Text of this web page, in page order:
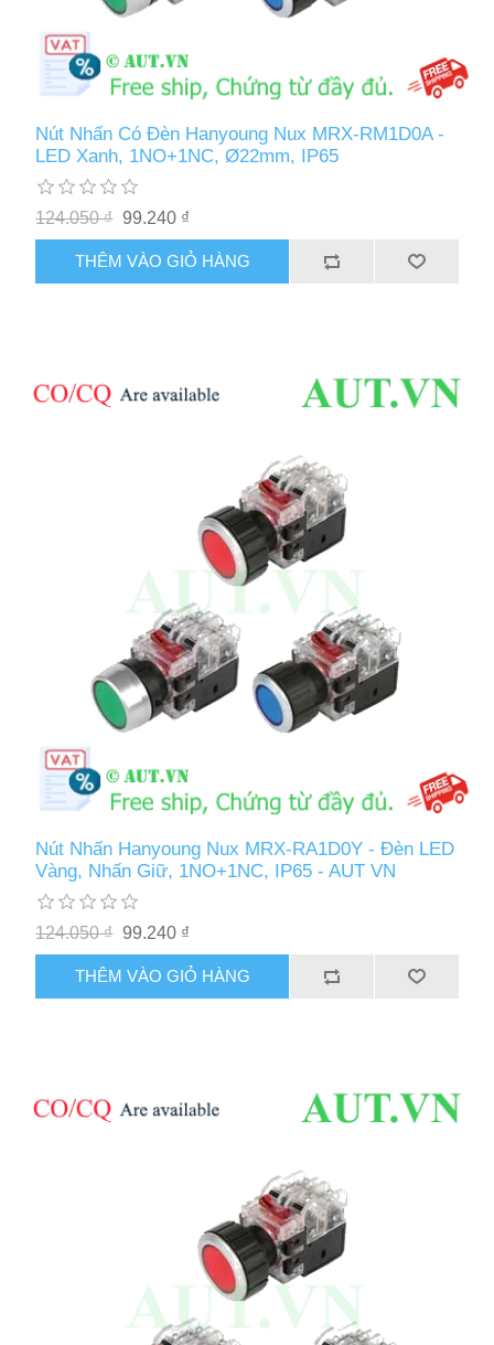
Nút Nhấn Có Đèn Hanyoung Nux MRX-RM1D0A -
LED Xanh, 1NO+1NC, Ø22mm, IP65
124.050 ₫ 99.240 ₫
THÊM VÀO GIỎ HÀNG
Nút Nhấn Hanyoung Nux MRX-RA1D0Y - Đèn LED
Vàng, Nhấn Giữ, 1NO+1NC, IP65 - AUT VN
124.050 ₫ 99.240 ₫
THÊM VÀO GIỎ HÀNG